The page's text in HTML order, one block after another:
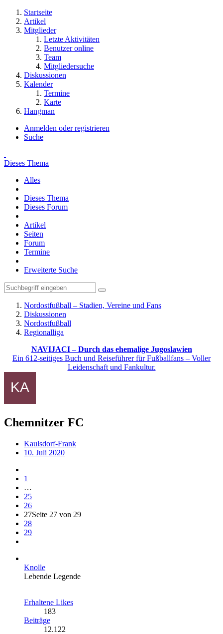
Startseite
Artikel
Mitglieder
Letzte Aktivitäten
Benutzer online
Team
Mitgliedersuche
Diskussionen
Kalender
Termine
Karte
Hangman
Anmelden oder registrieren
Suche
Dieses Thema
Alles
Dieses Thema
Dieses Forum
Artikel
Seiten
Forum
Termine
Erweiterte Suche
Nordostfußball – Stadien, Vereine und Fans
Diskussionen
Nordostfußball
Regionalliga
NAVIJACI – Durch das ehemalige Jugoslawien
Ein 612-seitiges Buch und Reiseführer für Fußballfans – Voller
Leidenschaft und Fankultur.
Chemnitzer FC
Kaulsdorf-Frank
10. Juli 2020
1
…
25
26
27Seite 27 von 29
28
29
Knolle
Lebende Legende
Erhaltene Likes
183
Beiträge
12.122